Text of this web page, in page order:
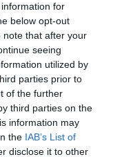
for
below opt-out
note that after your
seeing
utilized by
parties prior to
of the further
third parties on the
information may
the IAB’s List of
disclose it to other
νέα για